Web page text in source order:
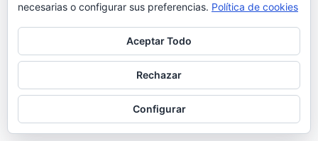
necesarias o configurar sus preferencias. Política de cookies
Aceptar Todo
Rechazar
Configurar